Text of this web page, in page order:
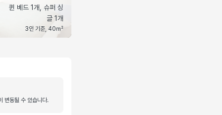
퀸 베드 1개, 슈퍼 싱
글 1개
3인 기준, 40㎡
변동될 수 있습니다.